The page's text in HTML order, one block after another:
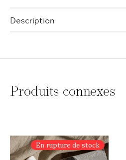
Description
Produits connexes
En rupture de stock